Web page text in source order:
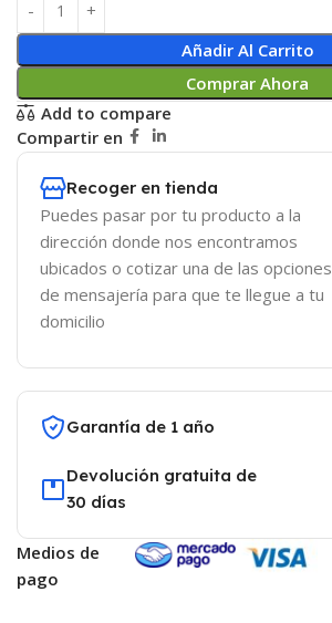
Añadir Al Carrito
Comprar Ahora
Add to compare
Compartir en
Recoger en tienda
Puedes pasar por tu producto a la
dirección donde nos encontramos
ubicados o cotizar una de las opciones
de mensajería para que te llegue a tu
domicilio
Garantía de 1 año
Devolución gratuita de
30 días
Medios de
pago